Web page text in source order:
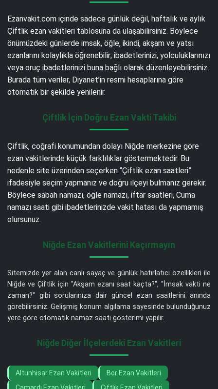
Ezanvakit.com içinde sadece günlük değil, haftalık ve aylık
Çiftlik ezan vakitleri tablosuna da ulaşabilirsiniz. Böylece
önümüzdeki günlerde imsak, öğle, ikindi, akşam ve yatsı
ezanlarını kolaylıkla öğrenebilir; ibadetlerinizi, yolculuklarınızı
veya oruç ibadetlerinizi buna bağlı olarak düzenleyebilirsiniz.
Burada tüm veriler, Diyanet’in resmi hesaplarına göre
otomatik bir şekilde yenilenir.
Çiftlik İçin Doğru Ezan Vakti Takibi
Çiftlik, coğrafi konumundan dolayı Niğde merkezine göre
ezan vakitlerinde küçük farklılıklar göstermektedir. Bu
nedenle site üzerinden seçerken “Çiftlik ezan saatleri”
ifadesiyle seçim yapmanız ve doğru ilçeyi bulmanız gerekir.
Böylece sabah namazı, öğle namazı, iftar saatleri, Cuma
namazı saati gibi ibadetlerinizde vakit hatası da yapmamış
olursunuz.
Niğde Ezan Vakitlerini Kaçırmayın
Sitemizde yer alan canlı sayaç ve günlük hatırlatıcı özellikleri ile
Niğde ve Çiftlik için "Akşam ezanı saat kaçta?", "İmsak vakti ne
zaman?" gibi sorularınıza dair güncel ezan saatlerini anında
görebilirsiniz. Gelişmiş konum algılama sayesinde bulunduğunuz
yere göre otomatik namaz saati gösterimi yapılır.
Niğde Diğer İlçelerdeki Ezan Vakitleri
Altunhisar Ezan Vakitleri
Bor Ezan Vakitleri